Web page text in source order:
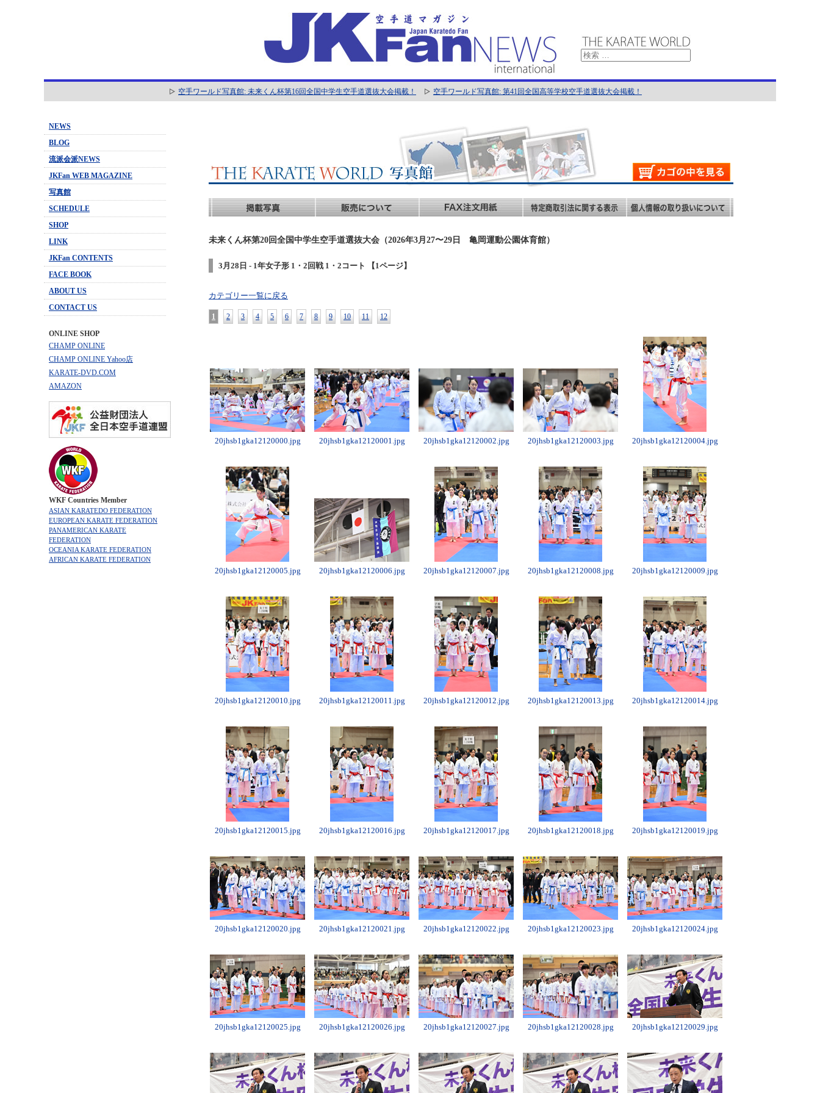
空手ワールド写真館: 未来くん杯第16回全国中学生空手道選抜大会掲載！ 空手ワールド写真館: 第41回全国高等学校空手道選抜大会掲載！
NEWS
BLOG
流派会派NEWS
JKFan WEB MAGAZINE
写真館
SCHEDULE
SHOP
LINK
JKFan CONTENTS
FACE BOOK
ABOUT US
CONTACT US
ONLINE SHOP
CHAMP ONLINE
CHAMP ONLINE Yahoo店
KARATE-DVD.COM
AMAZON
WKF Countries Member
ASIAN KARATEDO FEDERATION
EUROPEAN KARATE FEDERATION
PANAMERICAN KARATE
FEDERATION
OCEANIA KARATE FEDERATION
AFRICAN KARATE FEDERATION
未来くん杯第20回全国中学生空手道選抜大会（2026年3月27〜29日 亀岡運動公園体育館）
3月28日 - 1年女子形 1・2回戦 1・2コート 【1ページ】
カテゴリー一覧に戻る
1 2 3 4 5 6 7 8 9 10 11 12
20jhsb1gka12120000.jpg 20jhsb1gka12120001.jpg 20jhsb1gka12120002.jpg 20jhsb1gka12120003.jpg 20jhsb1gka12120004.jpg
20jhsb1gka12120005.jpg 20jhsb1gka12120006.jpg 20jhsb1gka12120007.jpg 20jhsb1gka12120008.jpg 20jhsb1gka12120009.jpg
20jhsb1gka12120010.jpg 20jhsb1gka12120011.jpg 20jhsb1gka12120012.jpg 20jhsb1gka12120013.jpg 20jhsb1gka12120014.jpg
20jhsb1gka12120015.jpg 20jhsb1gka12120016.jpg 20jhsb1gka12120017.jpg 20jhsb1gka12120018.jpg 20jhsb1gka12120019.jpg
20jhsb1gka12120020.jpg 20jhsb1gka12120021.jpg 20jhsb1gka12120022.jpg 20jhsb1gka12120023.jpg 20jhsb1gka12120024.jpg
20jhsb1gka12120025.jpg 20jhsb1gka12120026.jpg 20jhsb1gka12120027.jpg 20jhsb1gka12120028.jpg 20jhsb1gka12120029.jpg